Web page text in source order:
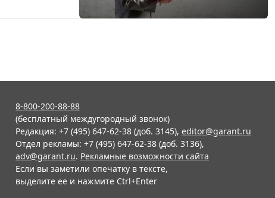
8-800-200-88-88
(бесплатный междугородный звонок)
Редакция: +7 (495) 647-62-38 (доб. 3145), editor@garant.ru
Отдел рекламы: +7 (495) 647-62-38 (доб. 3136),
adv@garant.ru. Рекламные возможности сайта
Если вы заметили опечатку в тексте,
выделите ее и нажмите Ctrl+Enter